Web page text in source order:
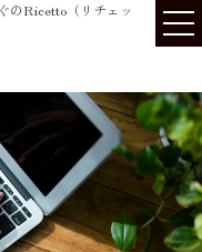
のRicetto（リチェッ